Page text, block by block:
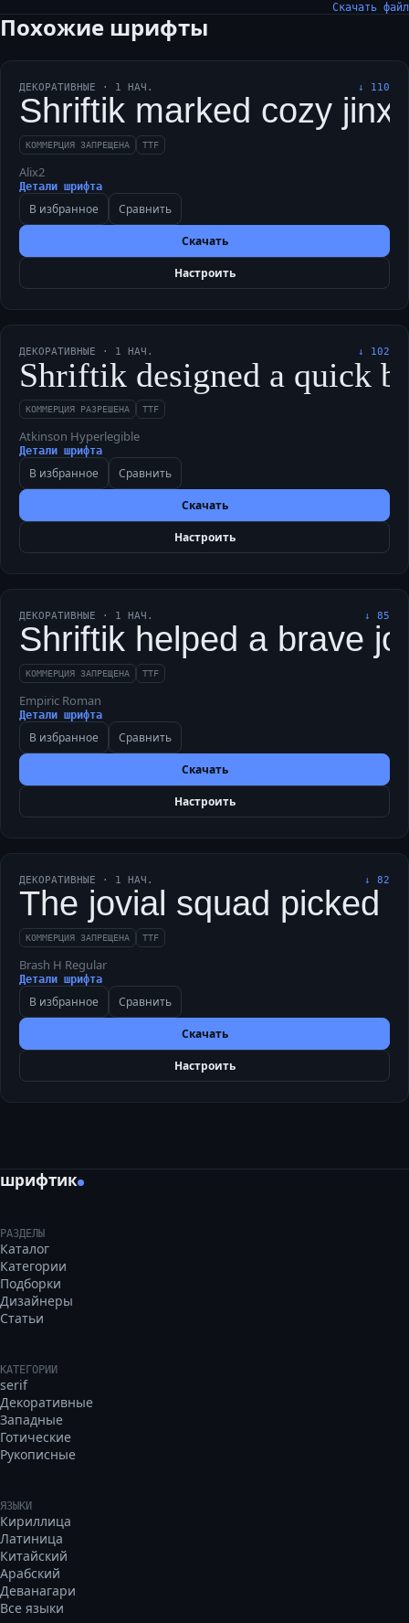
Скачать файл
Похожие шрифты
ДЕКОРАТИВНЫЕ · 1 НАЧ. ↓ 110
Shriftik marked cozy
КОММЕРЦИЯ ЗАПРЕЩЕНА TTF
Alix2
Детали шрифта
В избранное Сравнить
Скачать
Настроить
ДЕКОРАТИВНЫЕ · 1 НАЧ. ↓ 102
Shriftik designed a quick
КОММЕРЦИЯ РАЗРЕШЕНА TTF
Atkinson Hyperlegible
Детали шрифта
В избранное Сравнить
Скачать
Настроить
ДЕКОРАТИВНЫЕ · 1 НАЧ. ↓ 85
Shriftik helped a brave
КОММЕРЦИЯ ЗАПРЕЩЕНА TTF
Empiric Roman
Детали шрифта
В избранное Сравнить
Скачать
Настроить
ДЕКОРАТИВНЫЕ · 1 НАЧ. ↓ 82
The jovial squad picked
КОММЕРЦИЯ ЗАПРЕЩЕНА TTF
Brash H Regular
Детали шрифта
В избранное Сравнить
Скачать
Настроить
шрифтик
РАЗДЕЛЫ
Каталог
Категории
Подборки
Дизайнеры
Статьи
КАТЕГОРИИ
serif
Декоративные
Западные
Готические
Рукописные
ЯЗЫКИ
Кириллица
Латиница
Китайский
Арабский
Деванагари
Все языки